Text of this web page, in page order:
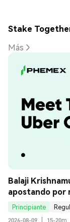
Stake
Más
Balaji
apostando por
Principiante
2026-08-09
15-20m